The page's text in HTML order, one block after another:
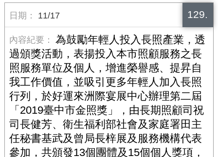
129.
11/17
為鼓勵年輕人投入長照產業，透
過頒獎活動，表揚投入本市照顧服務之長
照服務單位及個人，增進榮譽感、提昇自
我工作價值，並吸引更多年輕人加入長照
行列，於好運來洲際宴展中心辦理第二屆
「2019臺中市金照獎」，由長期照顧司祝
司長健芳、衛生福利部社會及家庭署田主
任秘書基武及曾局長梓展及服務機構代表
參加，共頒發13個團體及15個個人獎項，